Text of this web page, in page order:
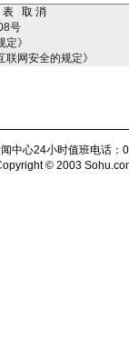
号
》
网安全的规定》
中心24小时值班电话
© 2003